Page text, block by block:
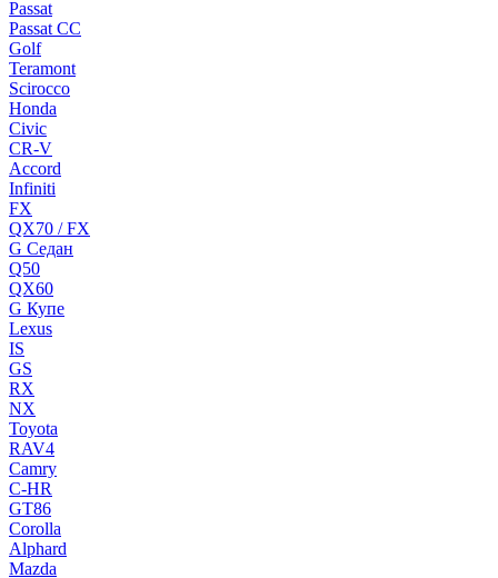
Passat
Passat CC
Golf
Teramont
Scirocco
Honda
Civic
CR-V
Accord
Infiniti
FX
QX70 / FX
G Cедан
Q50
QX60
G Купе
Lexus
IS
GS
RX
NX
Toyota
RAV4
Camry
C-HR
GT86
Corolla
Alphard
Mazda